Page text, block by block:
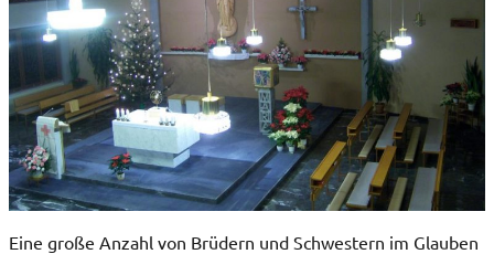
Eine große Anzahl von Brüdern und Schwestern im Glauben